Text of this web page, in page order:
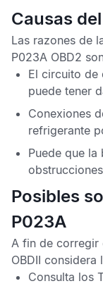
Causas
Las razones de
P023A OBD2
El circuito de
puede tener
Conexiones
refrigerante
Puede que
Posibles
P023A
A fin de corregir
OBDII considera
Consulta los